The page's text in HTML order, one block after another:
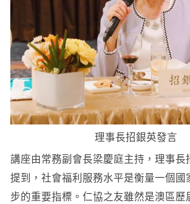
理事長招銀英發言
講座由常務副會長梁慶庭主持，理事長
提到，社會福利服務水平是衡量一個國
步的重要指標。仁協之友雖然是澳區歷